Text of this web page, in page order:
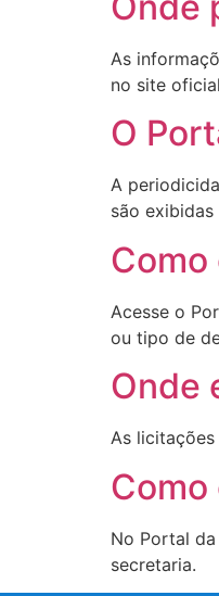
As
no site
O
A
são
Acesse o
ou tipo de
Onde
As
No Portal
secretaria.